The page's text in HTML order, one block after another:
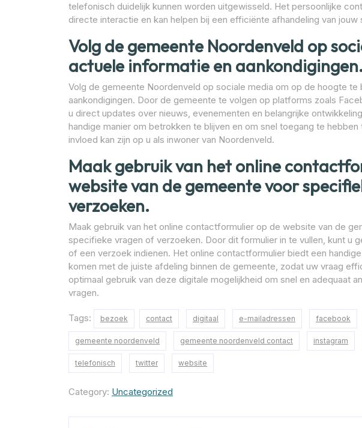
telefonisch duidelijk kunnen worden uitgewisseld. Het persoonlijke
directe interactie en kan helpen bij een efficiënte afhandeling van
Volg de gemeente Noordenveld op
actuele informatie en aankondigingen.
Volg de gemeente Noordenveld op sociale media om op de hoogte te
aankondigingen. Door de gemeente te volgen op platforms zoals
u direct updates over nieuws, evenementen en belangrijke
handige manier om betrokken te blijven en om snel toegang te
invloed kan zijn op u als inwoner van Noordenveld.
Maak gebruik van het online
website van de gemeente voor
verzoeken.
Maak gebruik van het online contactformulier op de website van de
specifieke vragen of verzoeken. Door dit formulier in te vullen, kunt u
of een verzoek indienen. Het online contactformulier biedt een
komen met de juiste afdeling binnen de gemeente, zodat uw vraag
optimaal gebruik van deze digitale mogelijkheid om snel en adequaat
vragen.
Tags: bezoek contact digitaal e-mailadressen facebook
gemeente noordenveld gemeente noordenveld contact instagram
telefonisch twitter website
Category: Uncategorized